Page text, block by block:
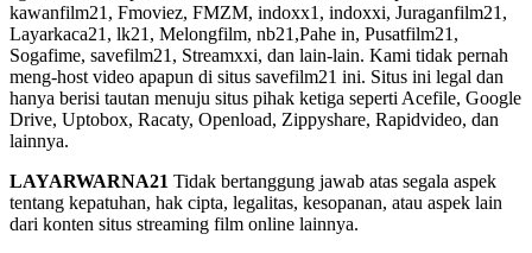
kawanfilm21, Fmoviez, FMZM, indoxx1, indoxxi, Juraganfilm21,
Layarkaca21, lk21, Melongfilm, nb21,Pahe in, Pusatfilm21,
Sogafime, savefilm21, Streamxxi, dan lain-lain. Kami tidak pernah
meng-host video apapun di situs savefilm21 ini. Situs ini legal dan
hanya berisi tautan menuju situs pihak ketiga seperti Acefile, Google
Drive, Uptobox, Racaty, Openload, Zippyshare, Rapidvideo, dan
lainnya.
LAYARWARNA21 Tidak bertanggung jawab atas segala aspek
tentang kepatuhan, hak cipta, legalitas, kesopanan, atau aspek lain
dari konten situs streaming film online lainnya.